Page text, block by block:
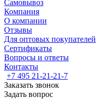
Самовывоз
Компания
О компании
Отзывы
Для оптовых покупателей
Сертификаты
Вопросы и ответы
Контакты
+7 495 21-21-21-7
Заказать звонок
Задать вопрос